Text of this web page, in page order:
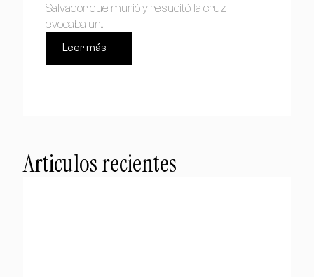
Salvador que murió y resucitó, la cruz
evocaba un...
Leer más
Articulos recientes